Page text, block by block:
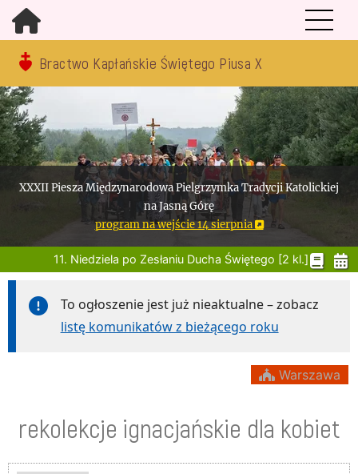
Bractwo Kapłańskie Świętego Piusa X
XXXII Piesza Międzynarodowa Pielgrzymka Tradycji Katolickiej
na Jasną Górę
program na wejście 14 sierpnia
11. Niedziela po Zesłaniu Ducha Świętego [2 kl.]
To ogłoszenie jest już nieaktualne – zobacz
listę komunikatów z bieżącego roku
Warszawa
rekolekcje ignacjańskie dla kobiet